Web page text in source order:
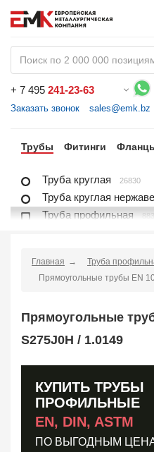
+ 7 495 241-23-63
Заказать звонок sales@emk.bz
Трубы Фитинги
Труба круглая 26830
Труба круглая
Труба профильная
Труба футерованная
Труба в изоляции
Труба оребренная 1
Трубная заготовка
Главная
Труба
Прямоугольные трубы EN
Прямоугольные
S275J0H / 1.0149
КУПИТЬ ТРУБЫ
ПРОФИЛЬНЫЕ
EN, DIN, ASTM
ПО ВЫГОДНЫМ